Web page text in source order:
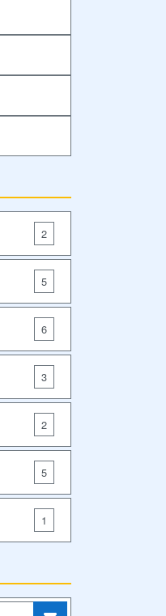
2
5
6
3
2
5
1